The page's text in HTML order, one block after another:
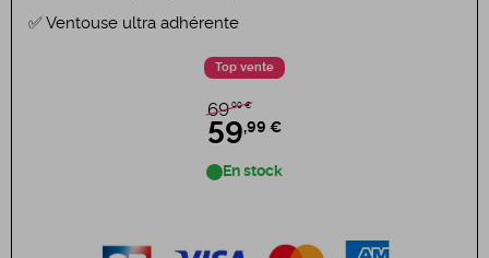
Ventouse ultra adhérente
Top vente
69,99 €
59,99 €
En stock